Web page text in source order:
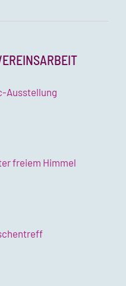
Ausstellung
freiem Himmel